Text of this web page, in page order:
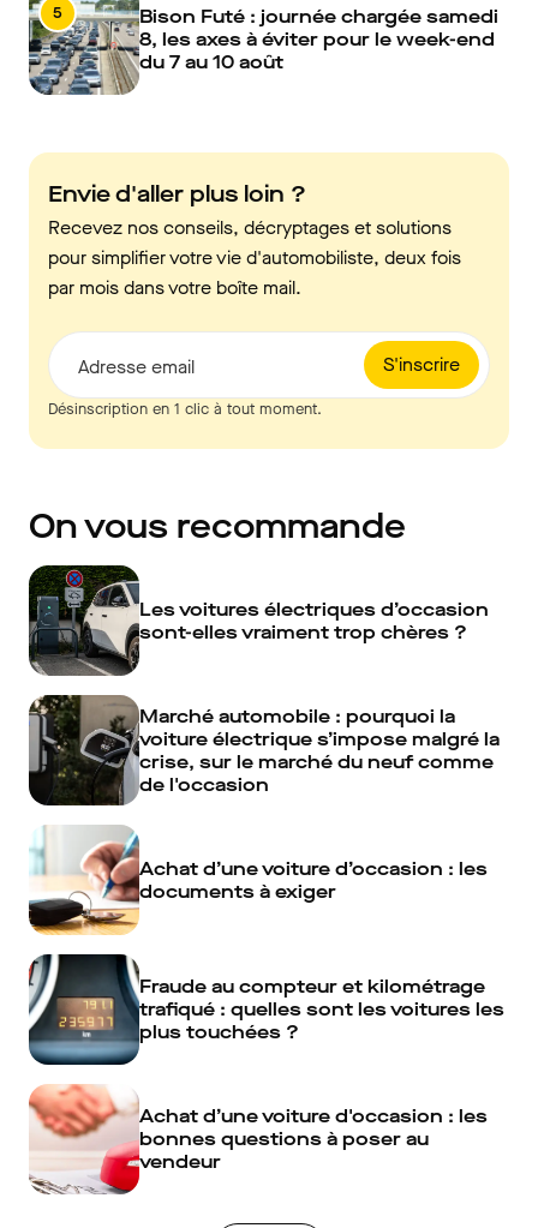
5
Bison Futé : journée chargée samedi
8, les axes à éviter pour le week-end
du 7 au 10 août
Envie d'aller plus loin ?
Recevez nos conseils, décryptages et solutions
pour simplifier votre vie d'automobiliste, deux fois
par mois dans votre boîte mail.
S'inscrire
Adresse email
Désinscription en 1 clic à tout moment.
On vous recommande
Les voitures électriques d’occasion
sont-elles vraiment trop chères ?
Marché automobile : pourquoi la
voiture électrique s’impose malgré la
crise, sur le marché du neuf comme
de l'occasion
Achat d’une voiture d’occasion : les
documents à exiger
Fraude au compteur et kilométrage
trafiqué : quelles sont les voitures les
plus touchées ?
Achat d’une voiture d'occasion : les
bonnes questions à poser au
vendeur